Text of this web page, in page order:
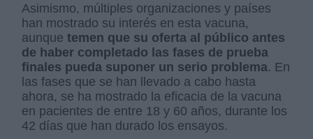
Asimismo, múltiples organizaciones y países
han mostrado su interés en esta vacuna,
aunque temen que su oferta al público antes
de haber completado las fases de prueba
finales pueda suponer un serio problema. En
las fases que se han llevado a cabo hasta
ahora, se ha mostrado la eficacia de la vacuna
en pacientes de entre 18 y 60 años, durante los
42 días que han durado los ensayos.